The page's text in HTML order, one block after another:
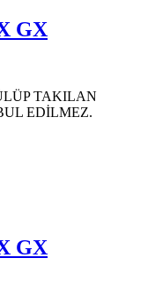
GX
TAKILAN
EDİLMEZ.
GX